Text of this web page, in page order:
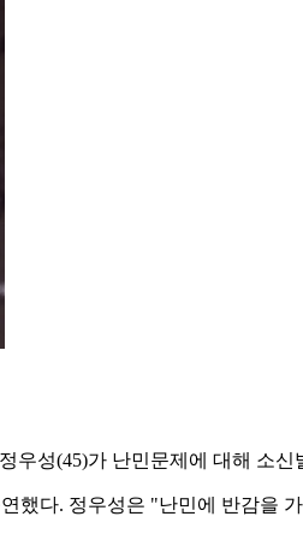
우성(45)가 난민문제에 대해 소
했다. 정우성은 "난민에 반감을